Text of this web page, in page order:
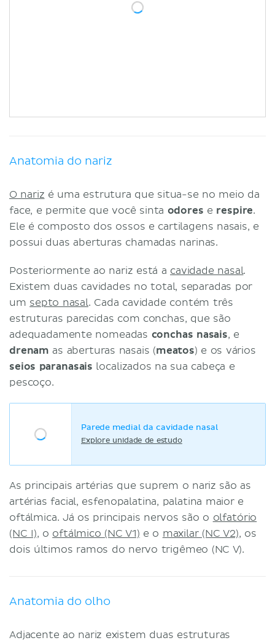
Anatomia do nariz
O nariz é uma estrutura que situa-se no meio da
face, e permite que você sinta odores e respire.
Ele é composto dos ossos e cartilagens nasais, e
possui duas aberturas chamadas narinas.
Posteriormente ao nariz está a cavidade nasal.
Existem duas cavidades no total, separadas por
um septo nasal. Cada cavidade contém três
estruturas parecidas com conchas, que são
adequadamente nomeadas conchas nasais, e
drenam as aberturas nasais (meatos) e os vários
seios paranasais localizados na sua cabeça e
pescoço.
Parede medial da cavidade nasal
Explore unidade de estudo
As principais artérias que suprem o nariz são as
artérias facial, esfenopalatina, palatina maior e
oftálmica. Já os principais nervos são o olfatório
(NC I), o oftálmico (NC V1) e o maxilar (NC V2), os
dois últimos ramos do nervo trigêmeo (NC V).
Anatomia do olho
Adjacente ao nariz existem duas estruturas